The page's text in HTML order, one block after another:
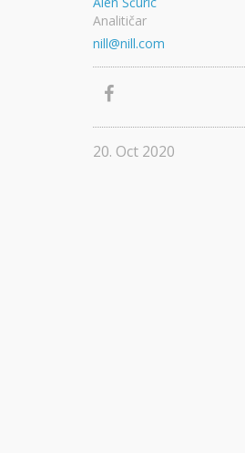
Analitičar
nill@nill.com
20. Oct 2020